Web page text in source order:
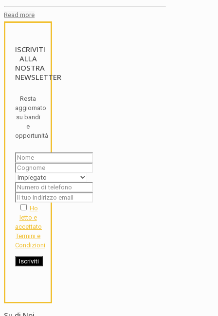
Read more
ISCRIVITI
ALLA
NOSTRA
NEWSLETTER
Resta
aggiornato
su bandi
e
opportunità
Ho
letto e
accettato
Termini e
Condizioni